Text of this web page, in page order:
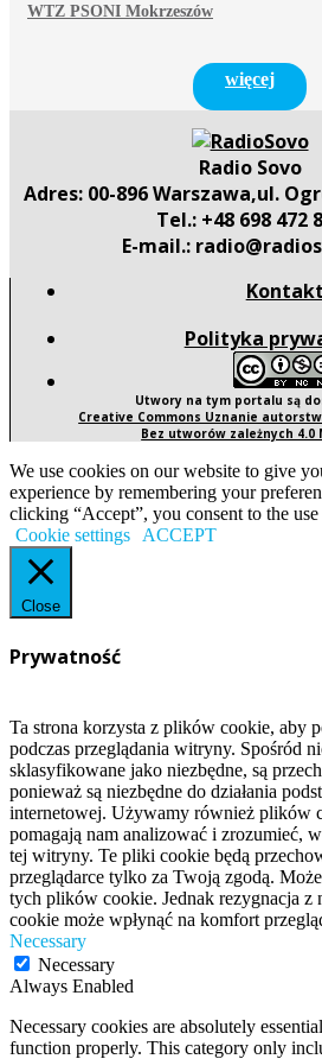
WTZ PSONI Mokrzeszów
więcej
Radio Sovo
Adres: 00-896 Warszawa,ul.
Tel.: +48 698 472
E-mail.:
Kontakt
Polityka
Utwory na tym portalu są
Creative Commons Uznanie
Bez utworów zależnych 4.0
We use cookies on our website to give
experience by remembering your
clicking “Accept”, you consent to the
Cookie settings
ACCEPT
Close
Prywatność
Ta strona korzysta z plików cookie, aby
podczas przeglądania witryny. Spośród
sklasyfikowane jako niezbędne, są
ponieważ są niezbędne do działania
internetowej. Używamy również plików
pomagają nam analizować i zrozumieć,
tej witryny. Te pliki cookie będą
przeglądarce tylko za Twoją zgodą.
tych plików cookie. Jednak rezygnacja
cookie może wpłynąć na komfort
Necessary
Necessary
Always Enabled
Necessary cookies are absolutely
function properly. This category only